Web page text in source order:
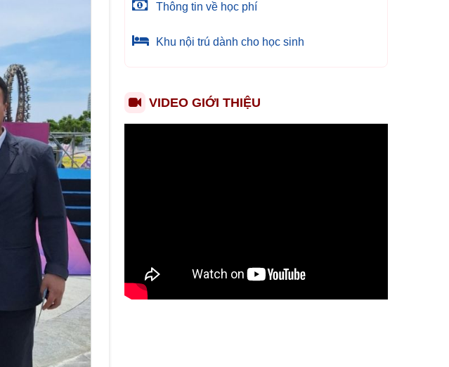
Thông tin về học phí
Khu nội trú dành cho học sinh
VIDEO GIỚI THIỆU